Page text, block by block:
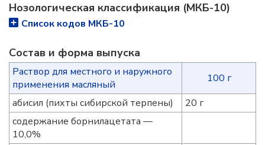
Нозологическая классификация (МКБ-10)
Список кодов МКБ-10
Состав и форма выпускa
Раствор для местного и наружного
применения масляный
100 г
абисил (пихты сибирской терпены)
20 г
содержание борнилацетата —
10,0%